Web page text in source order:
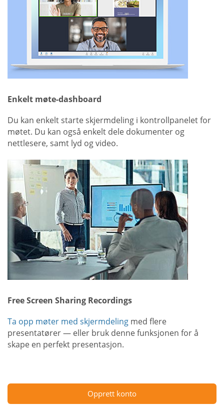
Enkelt møte-dashboard
Du kan enkelt starte skjermdeling i kontrollpanelet for
møtet. Du kan også enkelt dele dokumenter og
nettlesere, samt lyd og video.
Free Screen Sharing Recordings
Ta opp møter med skjermdeling med flere
presentatører — eller bruk denne funksjonen for å
skape en perfekt presentasjon.
Opprett konto